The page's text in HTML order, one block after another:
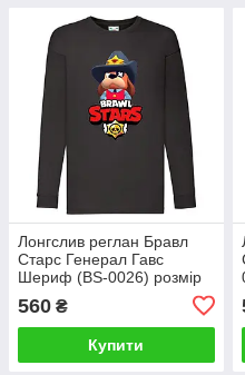
Лонгслив реглан Бравл
Старс Генерал Гавс
Шериф (BS-0026) розмір
104-116-128-140-152-164
чорний
560 ₴
Купити